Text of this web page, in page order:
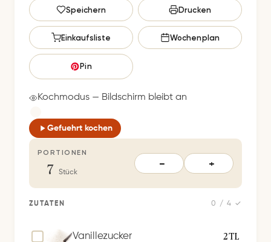
G
e
s
e
c
e
r
p
e
c
Speichern Drucken
Einkaufsliste Wochenplan
Pin
Kochmodus — Bildschirm bleibt an
Gefuehrt kochen
PORTIONEN
7 Stück
− +
ZUTATEN 0 / 4 ✓
2 TL
Vanillezucker